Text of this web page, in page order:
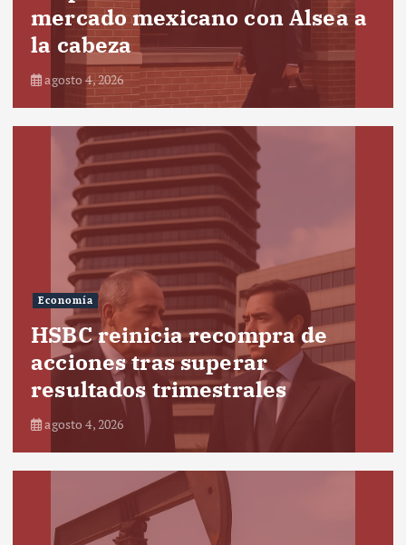
mercado mexicano con Alsea a
la cabeza
agosto 4, 2026
Economía
HSBC reinicia recompra de
acciones tras superar
resultados trimestrales
agosto 4, 2026